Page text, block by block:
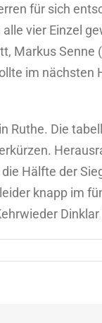
für sich
vier Einzel
Markus Senne
im nächsten
Ruthe. Die
Hälfte der
knapp im
Dinklar